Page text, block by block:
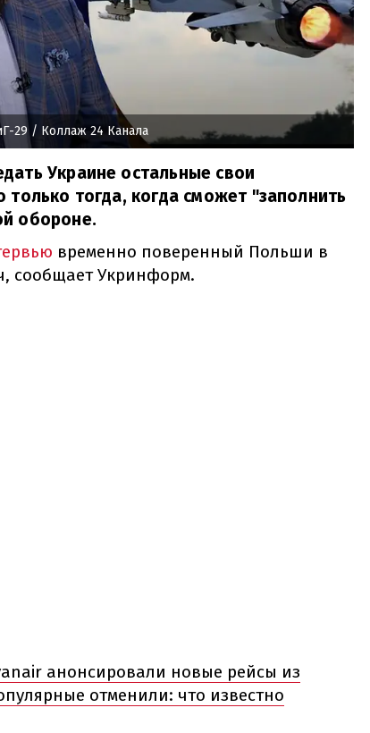
29/ Коллаж 24 Канала
Украине остальные свои
только тогда, когда сможет "заполнить
обороне.
временно поверенный Польши в
сообщает Укринформ.
анонсировали новые рейсы из
отменили: что известно